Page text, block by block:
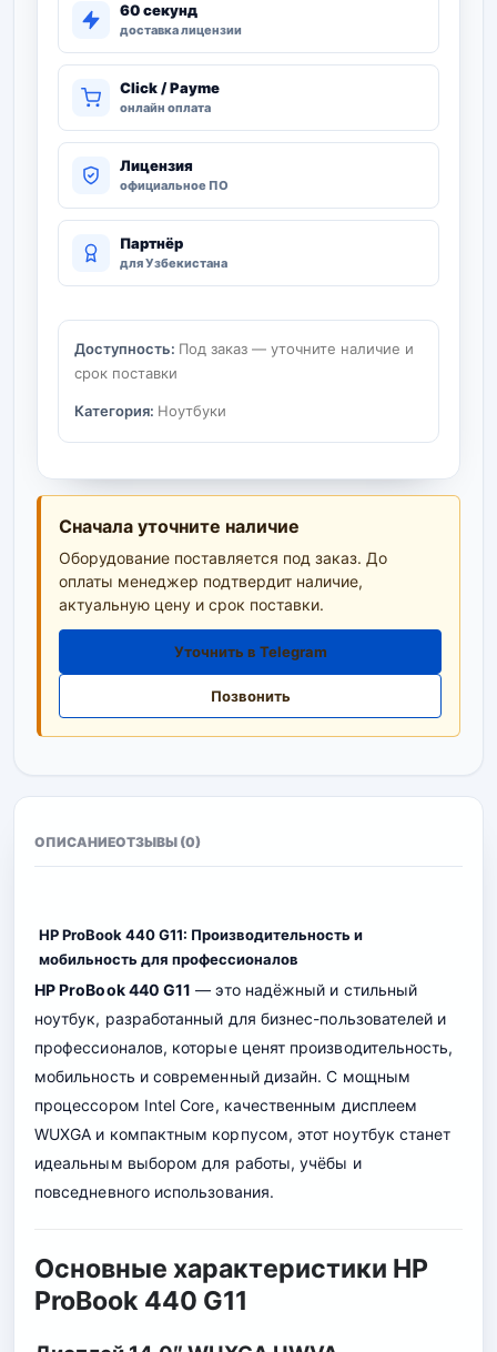
60 секунд
доставка лицензии
Click / Payme
онлайн оплата
Лицензия
официальное ПО
Партнёр
для Узбекистана
Доступность: Под заказ — уточните наличие и
срок поставки
Категория: Ноутбуки
Сначала уточните наличие
Оборудование поставляется под заказ. До
оплаты менеджер подтвердит наличие,
актуальную цену и срок поставки.
Уточнить в Telegram
Позвонить
ОПИСАНИЕОТЗЫВЫ (0)
HP ProBook 440 G11: Производительность и
мобильность для профессионалов
HP ProBook 440 G11 — это надёжный и стильный
ноутбук, разработанный для бизнес-пользователей и
профессионалов, которые ценят производительность,
мобильность и современный дизайн. С мощным
процессором Intel Core, качественным дисплеем
WUXGA и компактным корпусом, этот ноутбук станет
идеальным выбором для работы, учёбы и
повседневного использования.
Основные характеристики HP
ProBook 440 G11